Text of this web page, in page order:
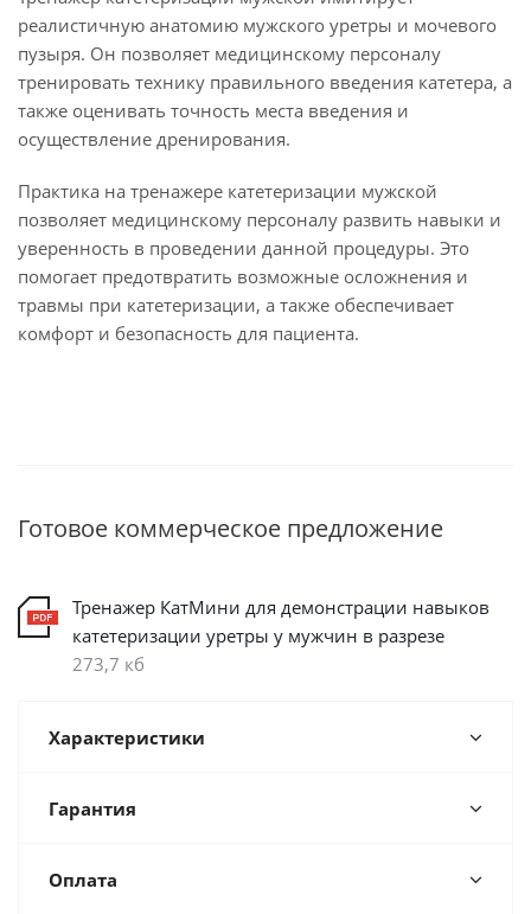
реалистичную анатомию мужского уретры и мочевого
пузыря. Он позволяет медицинскому персоналу
тренировать технику правильного введения катетера, а
также оценивать точность места введения и
осуществление дренирования.
Практика на тренажере катетеризации мужской
позволяет медицинскому персоналу развить навыки и
уверенность в проведении данной процедуры. Это
помогает предотвратить возможные осложнения и
травмы при катетеризации, а также обеспечивает
комфорт и безопасность для пациента.
Готовое коммерческое предложение
Тренажер КатМини для демонстрации навыков
катетеризации уретры у мужчин в разрезе
273,7 кб
Характеристики
Гарантия
Оплата